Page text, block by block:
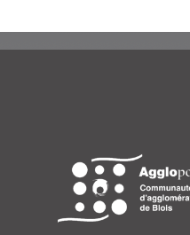
abords du Mont et à...